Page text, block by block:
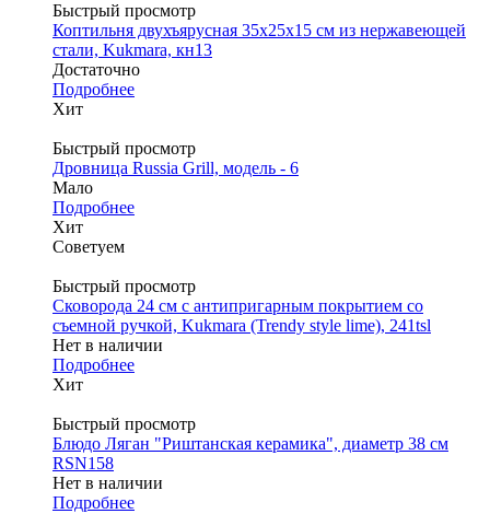
Быстрый просмотр
Коптильня двухъярусная 35х25х15 см из нержавеющей
стали, Kukmara, кн13
Достаточно
Подробнее
Хит
Быстрый просмотр
Дровница Russia Grill, модель - 6
Мало
Подробнее
Хит
Советуем
Быстрый просмотр
Сковорода 24 см с антипригарным покрытием со
съемной ручкой, Kukmara (Trendy style lime), 241tsl
Нет в наличии
Подробнее
Хит
Быстрый просмотр
Блюдо Ляган "Риштанская керамика", диаметр 38 см
RSN158
Нет в наличии
Подробнее